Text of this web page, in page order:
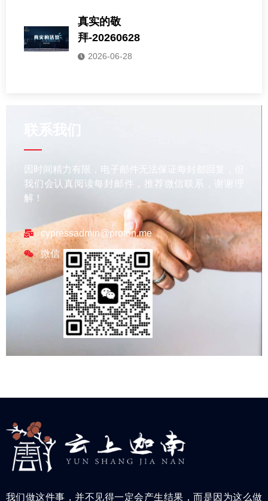
真实的敬
拜-20260628
2026-06-28
因时间精力有限，电子邮件无法保证每封都回复，但
我们会认真阅读每封邮件，推荐微信联系，谢谢理
解！
cypressadmin@proton.me
微信
我们做这件事，并不见得一定会产生结果，而是因为这么做